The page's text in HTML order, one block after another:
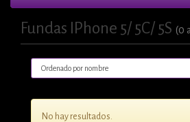
Fundas IPhone 5/ 5C/ 5S (0
No hay resultados.